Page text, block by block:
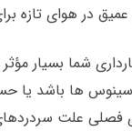
در هوای تازه
شما بسیار
سینوس ها باشد
فصلی علت